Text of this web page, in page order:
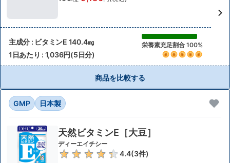
主成分 : ビタミンE 140.4㎎ 栄養素充足割合 100%
1日あたり : 1,036円(5日分)
商品を比較する
GMP 日本製
天然ビタミンE［大豆］
ディーエイチシー
4.4(3件)